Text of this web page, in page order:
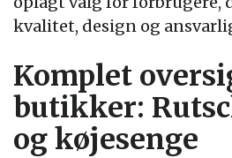
kvalitet, design og
Komplet
butikker:
og køjesenge